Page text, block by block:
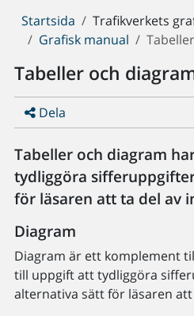
Du
är
Startsida
Trafikverkets
Grafisk manual
Tabeller och
Dela
Tabeller och diagram
tydliggöra
för läsaren att ta del av
Diagram
Diagram är ett komplement
till uppgift att tydliggöra
alternativa sätt för läsaren